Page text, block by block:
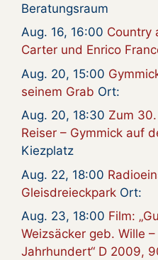
Beratungsraum
Aug. 16, 16:00 Country
Carter und Enrico
Aug. 20, 15:00
seinem Grab Ort:
Aug. 20, 18:30 Zum
Reiser – Gymmick auf
Kiezplatz
Aug. 22, 18:00
Gleisdreieckpark Ort:
Aug. 23, 18:00 Film:
Weizsäcker geb. Wille
Jahrhundert“ D 2009,